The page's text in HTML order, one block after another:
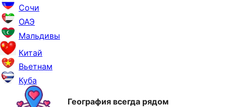
Сочи
ОАЭ
Мальдивы
Китай
Вьетнам
Куба
География всегда рядом